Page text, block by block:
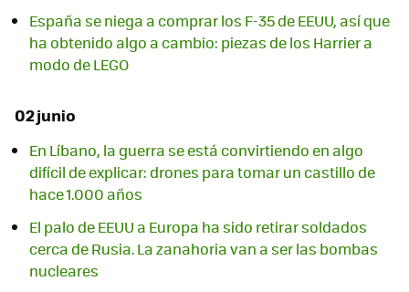
España se niega a comprar los F-35 de EEUU, así que
ha obtenido algo a cambio: piezas de los Harrier a
modo de LEGO
02 junio
En Líbano, la guerra se está convirtiendo en algo
difícil de explicar: drones para tomar un castillo de
hace 1.000 años
El palo de EEUU a Europa ha sido retirar soldados
cerca de Rusia. La zanahoria van a ser las bombas
nucleares